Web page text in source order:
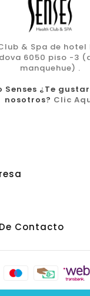
& Spa de hotel
6050 piso -3
manquehue) .
Senses ¿Te
nosotros? Clic
Contacto